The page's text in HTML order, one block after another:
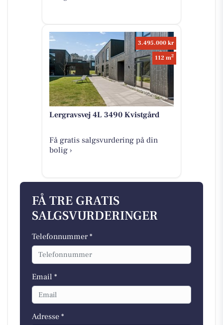
3.495.000 kr
112 m2
Lergravsvej 4L 3490 Kvistgård
Få gratis salgsvurdering på din
bolig ›
FÅ TRE GRATIS
SALGSVURDERINGER
Telefonnummer *
Email *
Adresse *